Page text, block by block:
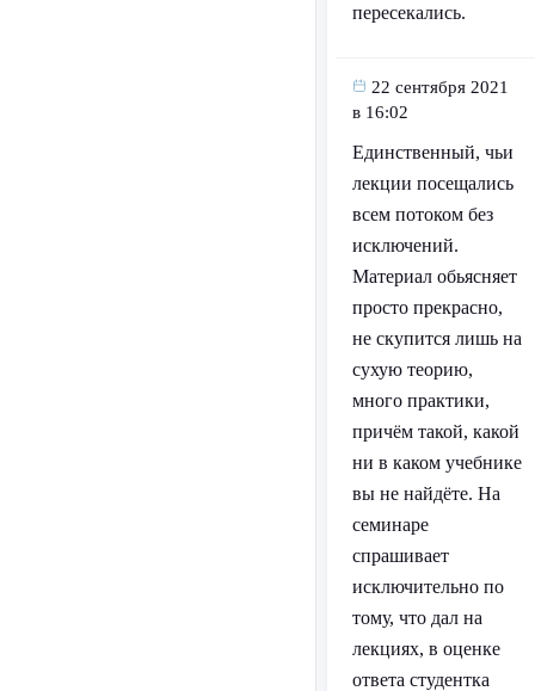
пересекались.
22 сентября 2021
в 16:02
Единственный, чьи
лекции посещались
всем потоком без
исключений.
Материал обьясняет
просто прекрасно,
не скупится лишь на
сухую теорию,
много практики,
причём такой, какой
ни в каком учебнике
вы не найдёте. На
семинаре
спрашивает
исключительно по
тому, что дал на
лекциях, в оценке
ответа студентка